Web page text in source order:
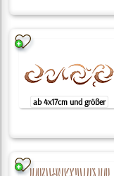
ab 4x17cm und größer